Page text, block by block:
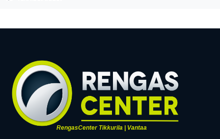
RengasCenter Tikkurila | Vantaa